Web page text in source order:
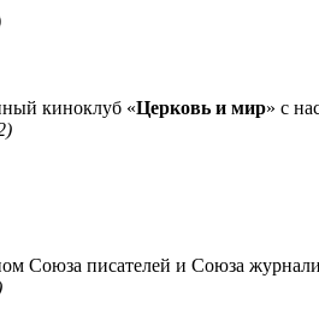
киноклуб «Церковь и мир» с
Союза писателей и Союза